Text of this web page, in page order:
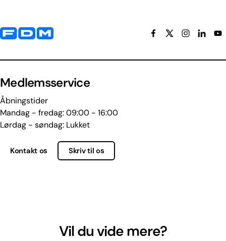
Yderligere information og kontaktoplysninger
Medlemsservice
Åbningstider
Mandag - fredag: 09:00 - 16:00
Lørdag - søndag: Lukket
Kontakt os Skriv til os
Vil du vide mere?